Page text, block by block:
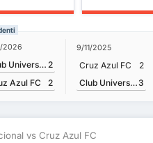
2026
Club Universidad Nacional 2
Azul FC
2
9/11/2025
Cruz Azul FC
2
Club Universidad Nacional3
vs Cruz Azul FC